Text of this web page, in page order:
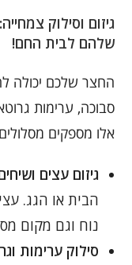
גיזום וסילוק
שלהם לבית החם!
החצר שלכם יכולה
סבוכה, ערימות
אלו מספקים
גיזום עצים
הבית או הגג.
נוח וגם מקום
סילוק ערימות